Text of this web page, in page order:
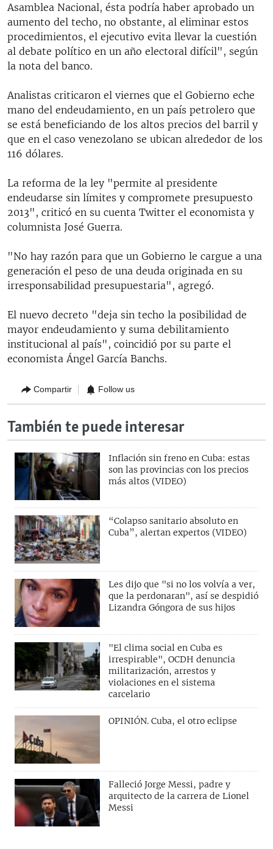
Asamblea Nacional, ésta podría haber aprobado un
aumento del techo, no obstante, al eliminar estos
procedimientos, el ejecutivo evita llevar la cuestión
al debate político en un año electoral difícil", según
la nota del banco.
Analistas criticaron el viernes que el Gobierno eche
mano del endeudamiento, en un país petrolero que
se está beneficiando de los altos precios del barril y
que en el caso venezolano se ubican alrededor de los
116 dólares.
La reforma de la ley "permite al presidente
endeudarse sin límites y compromete presupuesto
2013", criticó en su cuenta Twitter el economista y
columnista José Guerra.
"No hay razón para que un Gobierno le cargue a una
generación el peso de una deuda originada en su
irresponsabilidad presupuestaria", agregó.
El nuevo decreto "deja sin techo la posibilidad de
mayor endeudamiento y suma debilitamiento
institucional al país", coincidió por su parte el
economista Ángel García Banchs.
Compartir Follow us
También te puede interesar
Inflación sin freno en Cuba: estas
son las provincias con los precios
más altos (VIDEO)
“Colapso sanitario absoluto en
Cuba”, alertan expertos (VIDEO)
Les dijo que "si no los volvía a ver,
que la perdonaran", así se despidió
Lizandra Góngora de sus hijos
"El clima social en Cuba es
irrespirable", OCDH denuncia
militarización, arrestos y
violaciones en el sistema
carcelario
OPINIÓN. Cuba, el otro eclipse
Falleció Jorge Messi, padre y
arquitecto de la carrera de Lionel
Messi